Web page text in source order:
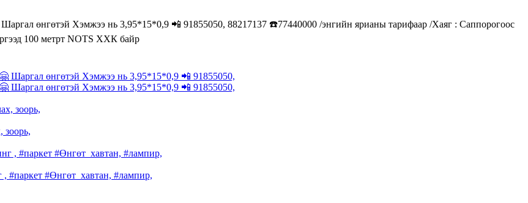
Хэмжээ нь 3,95*15*0,9 📲 91855050, 88217137 ☎️77440000 /энгийн ярианы тарифаар /Хаяг : Саппорогоос
100 метрт NOTS ХХК байр
зоорь,
#Өнгөт_хавтан, #лампир,